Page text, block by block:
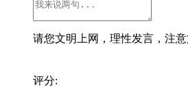
请您文明上网，理性发言，注
评分: